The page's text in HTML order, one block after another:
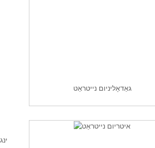
גאַדאָליניום נייטראַט